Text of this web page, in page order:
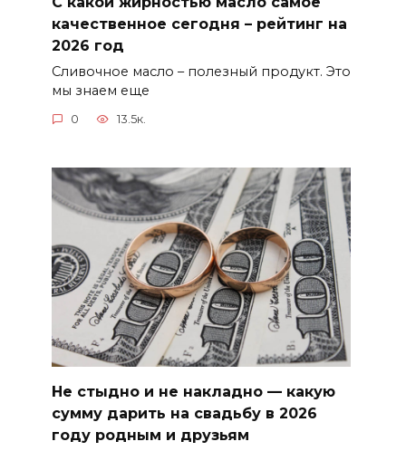
качественное сегодня – рейтинг на
2026 год
Сливочное масло – полезный продукт. Это
мы знаем еще
0 13.5к.
Не стыдно и не накладно — какую
сумму дарить на свадьбу в 2026
году родным и друзьям